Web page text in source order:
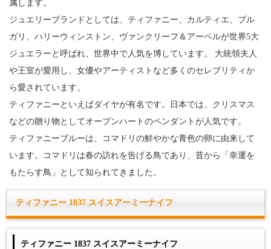
属します。
ジュエリーブランドとしては、ティファニー、カルティエ、ブル
ガリ、ハリーウィンストン、ヴァンクリーフ＆アーペルが世界5大
ジュエラーと呼ばれ、世界中で人気を博しています。 大統領夫人
や王室が愛用し、女優やアーティストなど多くのセレブリティか
ら愛されています。
ティファニーといえばダイヤが有名です。日本では、クリスマス
などの贈り物としてオープンハートのペンダントが人気です。
ティファニーブルーは、コマドリの鮮やかな青色の卵に由来して
います。コマドリは春の訪れを告げる鳥であり、昔から「幸運を
もたらす鳥」として知られてきました。
ティファニー 1837 スイスアーミーナイフ
ティファニー 1837 スイスアーミーナイフ